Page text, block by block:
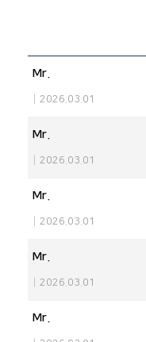
Mr.
2026.03.01
Mr.
2026.03.01
Mr.
2026.03.01
Mr.
2026.03.01
Mr.